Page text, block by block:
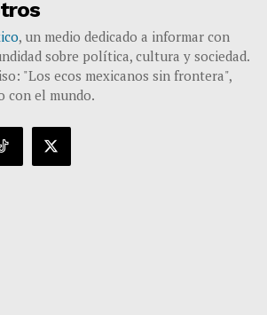
, un medio dedicado a informar con
sobre política, cultura y sociedad.
"Los ecos mexicanos sin frontera",
con el mundo.